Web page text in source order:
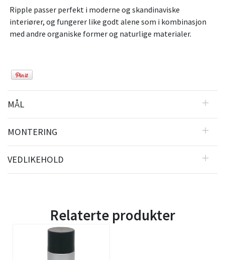
Ripple passer perfekt i moderne og skandinaviske
interiører, og fungerer like godt alene som i kombinasjon
med andre organiske former og naturlige materialer.
MÅL
MONTERING
VEDLIKEHOLD
Relaterte produkter